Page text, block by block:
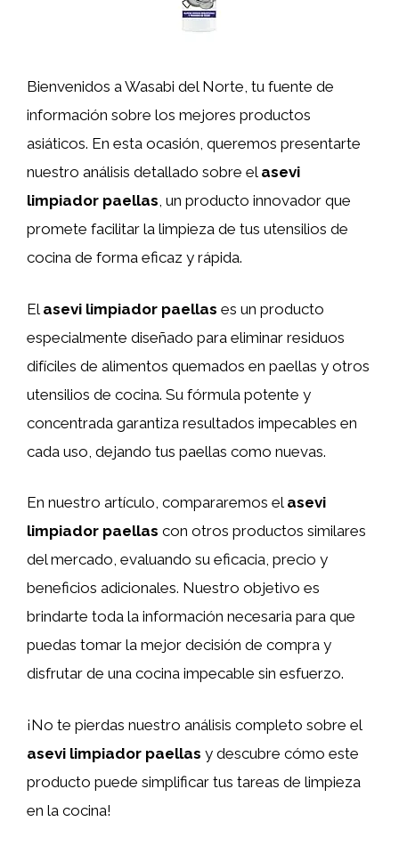
Bienvenidos a Wasabi del Norte, tu fuente de
información sobre los mejores productos
asiáticos. En esta ocasión, queremos presentarte
nuestro análisis detallado sobre el asevi
limpiador paellas, un producto innovador que
promete facilitar la limpieza de tus utensilios de
cocina de forma eficaz y rápida.
El asevi limpiador paellas es un producto
especialmente diseñado para eliminar residuos
difíciles de alimentos quemados en paellas y otros
utensilios de cocina. Su fórmula potente y
concentrada garantiza resultados impecables en
cada uso, dejando tus paellas como nuevas.
En nuestro artículo, compararemos el asevi
limpiador paellas con otros productos similares
del mercado, evaluando su eficacia, precio y
beneficios adicionales. Nuestro objetivo es
brindarte toda la información necesaria para que
puedas tomar la mejor decisión de compra y
disfrutar de una cocina impecable sin esfuerzo.
¡No te pierdas nuestro análisis completo sobre el
asevi limpiador paellas y descubre cómo este
producto puede simplificar tus tareas de limpieza
en la cocina!